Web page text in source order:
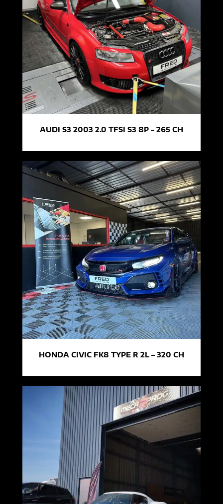
AUDI S3 2003 2.0 TFSI S3 8P – 265 CH
HONDA CIVIC FK8 TYPE R 2L – 320 CH